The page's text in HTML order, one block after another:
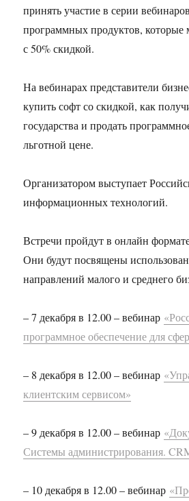
принять участие в серии
программных продуктов, которые
с 50% скидкой.
На вебинарах представители
купить софт со скидкой, как
государства и продать
льготной цене.
Организатором выступает
информационных технологий.
Встречи пройдут в онлайн
Они будут посвящены
направлений малого и среднего
– 7 декабря в 12.00 – вебинар
программное обеспечение для
– 8 декабря в 12.00 – вебинар
клиентским сервисом»
– 9 декабря в 12.00 – вебинар
Системы администрирования.
– 10 декабря в 12.00 – вебинар